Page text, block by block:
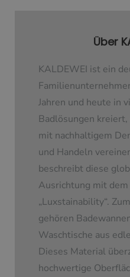
Über
KALDEWEI ist ein
Jahren und heute in
Badlösungen
mit nachhaltigem
und Handeln
beschreibt diese
Ausrichtung mit
„Luxstainability“.
gehören
Waschtische aus
Dieses Material
hochwertige